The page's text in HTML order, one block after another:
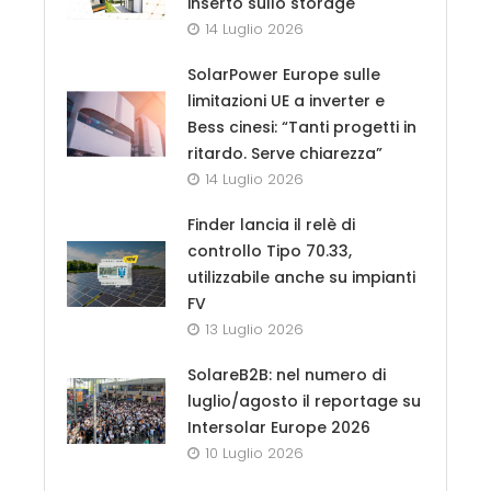
14 Luglio 2026
SolarPower Europe sulle
limitazioni UE a inverter e
Bess cinesi: “Tanti progetti in
ritardo. Serve chiarezza”
14 Luglio 2026
Finder lancia il relè di
controllo Tipo 70.33,
utilizzabile anche su impianti
FV
13 Luglio 2026
SolareB2B: nel numero di
luglio/agosto il reportage su
Intersolar Europe 2026
10 Luglio 2026